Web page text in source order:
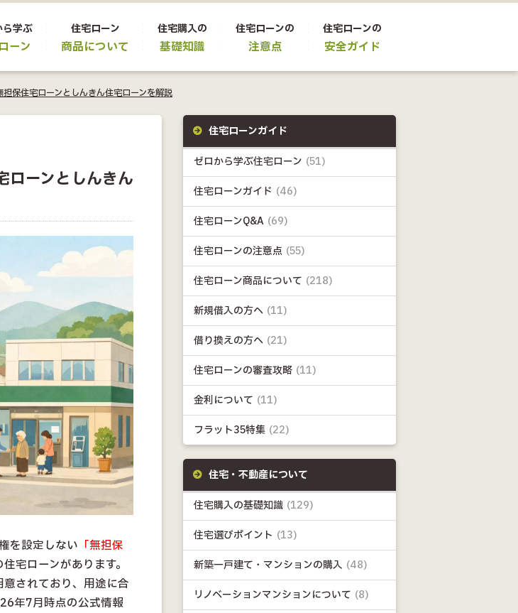
ら学ぶ
ーン
住宅ローン
商品について
住宅購入の
基礎知識
住宅ローンの
注意点
住宅ローンの
安全ガイド
保住宅ローンとしんきん住宅ローンを解説
ローンとしんきん
を設定しない 「無担保
宅ローンがあります。
されており、用途に合
年7月時点の公式情報
住宅ローンガイド
ゼロから学ぶ住宅ローン (51)
住宅ローンガイド (46)
住宅ローンQ&A (69)
住宅ローンの注意点 (55)
住宅ローン商品について (218)
新規借入の方へ (11)
借り換えの方へ (21)
住宅ローンの審査攻略 (11)
金利について (11)
フラット35特集 (22)
住宅・不動産について
住宅購入の基礎知識 (129)
住宅選びポイント (13)
新築一戸建て・マンションの購入 (48)
リノベーションマンションについて (8)